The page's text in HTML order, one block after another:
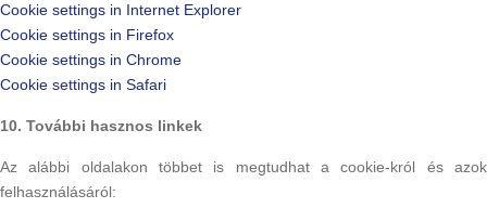
Cookie settings in Internet Explorer
Cookie settings in Firefox
Cookie settings in Chrome
Cookie settings in Safari
10. További hasznos linkek
Az alábbi oldalakon többet is megtudhat a cookie-król és azok
felhasználásáról: